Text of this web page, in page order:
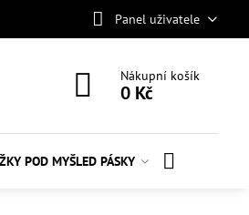
Panel uživatele
Nákupní košík
0 Kč
POD MYŠLED PÁSKY